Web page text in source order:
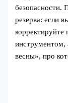
безопасности.
резерва: если
инструментом,
весны», про